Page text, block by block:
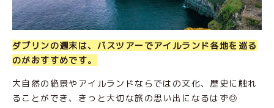
ダブリンの週末は、バスツアーでアイルランド各地を巡る
のがおすすめです。
大自然の絶景やアイルランドならではの文化、歴史に触れ
ることができ、きっと大切な旅の思い出になるはず◎